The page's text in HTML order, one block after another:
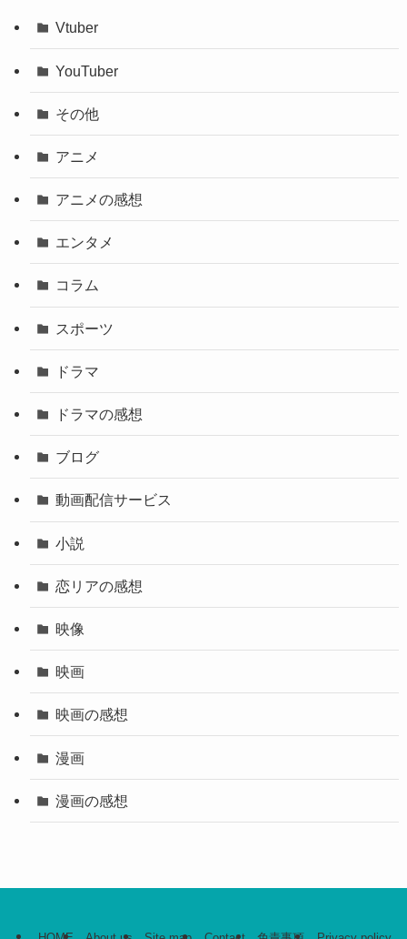
Vtuber
YouTuber
その他
アニメ
アニメの感想
エンタメ
コラム
スポーツ
ドラマ
ドラマの感想
ブログ
動画配信サービス
小説
恋リアの感想
映像
映画
映画の感想
漫画
漫画の感想